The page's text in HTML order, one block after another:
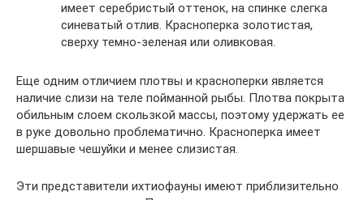
имеет серебристый оттенок, на спинке слегка
синеватый отлив. Красноперка золотистая,
сверху темно-зеленая или оливковая.
Еще одним отличием плотвы и красноперки является
наличие слизи на теле пойманной рыбы. Плотва покрыта
обильным слоем скользкой массы, поэтому удержать ее
в руке довольно проблематично. Красноперка имеет
шершавые чешуйки и менее слизистая.
Эти представители ихтиофауны имеют приблизительно